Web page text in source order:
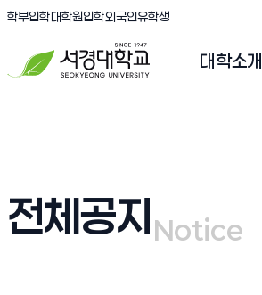
서경대학교
학부입학(새창 열림)
대학원입학(새창 열림)
외국인유학생(새창 열림)
대학소개
전체공지 Notice
Notice